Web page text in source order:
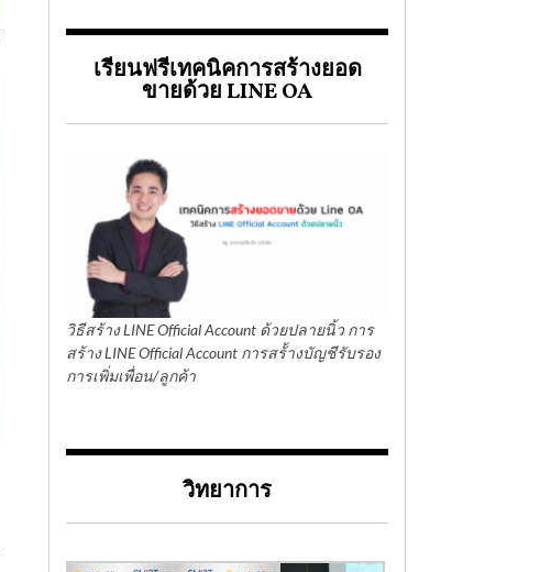
เรียนฟรีเทคนิคการสร้างยอด
ขายด้วย LINE OA
วิธีสร้าง LINE Official Account ด้วยปลายนิ้ว การ
สร้าง LINE Official Account การสร้้างบัญชีรับรอง
การเพิ่มเพื่อน/ลูกค้า
วิทยาการ